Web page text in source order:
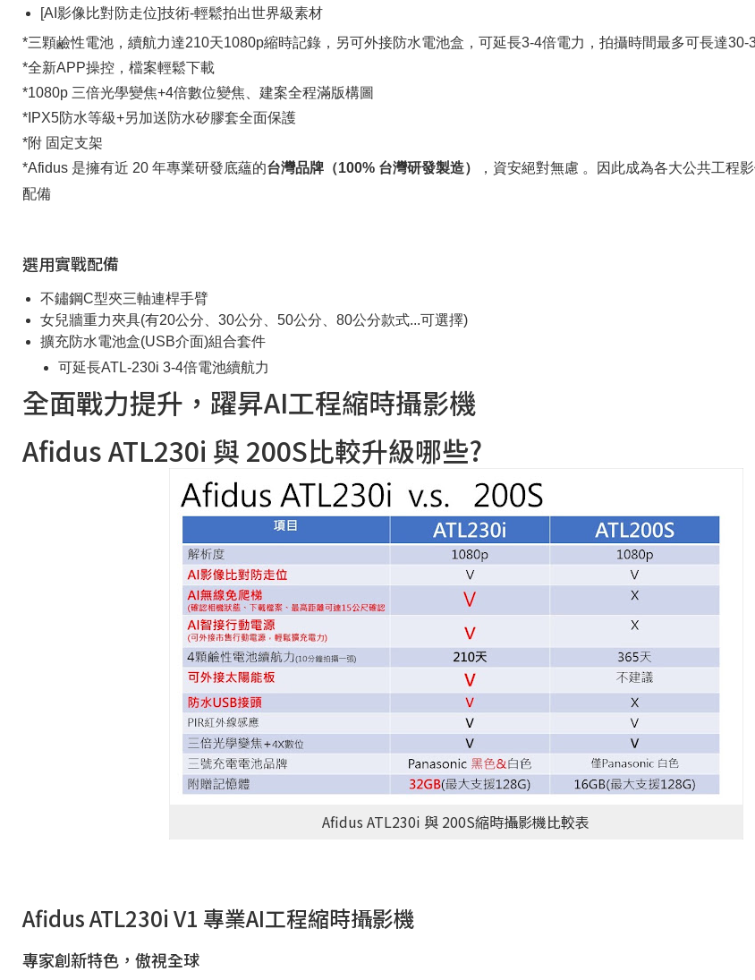
[AI影像比對防走位]技術-輕鬆拍出世界級素材
*三顆鹼性電池，續航力達210天1080p縮時記錄，另可外接防水電池盒，可延長3-4倍電力，拍攝時間最多可長達30-
*全新APP操控，檔案輕鬆下載
*1080p 三倍光學變焦+4倍數位變焦、建案全程滿版構圖
*IPX5防水等級+另加送防水矽膠套全面保護
*附 固定支架
*Afidus 是擁有近 20 年專業研發底蘊的台灣品牌（100% 台灣研發製造） ，資安絕對無慮 。因此成為各大公共工程
配備
選用實戰配備
不鏽鋼C型夾三軸連桿手臂
女兒牆重力夾具(有20公分、30公分、50公分、80公分款式...可選擇)
擴充防水電池盒(USB介面)組合套件
可延長ATL-230i 3-4倍電池續航力
全面戰力提升，躍昇AI工程縮時攝影機
Afidus ATL230i 與 200S比較升級哪些?
Afidus ATL230i 與 200S縮時攝影機比較表
Afidus ATL230i V1 專業AI工程縮時攝影機
專家創新特色，傲視全球